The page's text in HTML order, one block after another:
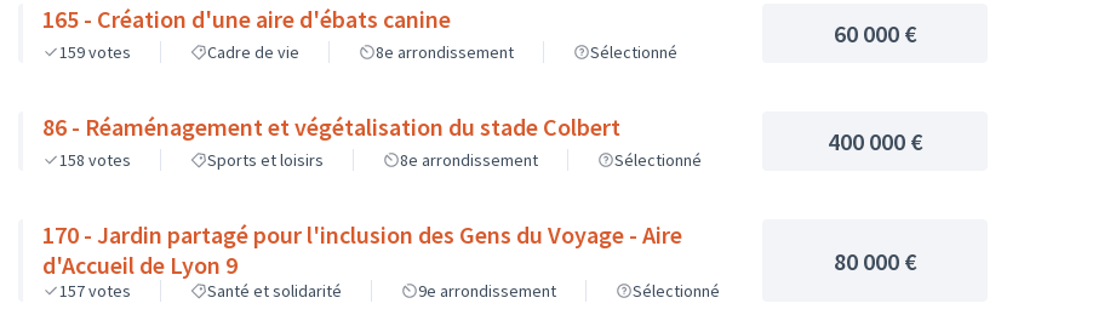
165 - Création d'une aire d'ébats canine
159votes Cadre de vie 8e arrondissement Sélectionné
60 000 €
86 - Réaménagement et végétalisation du stade Colbert
158 votes Sports et loisirs 8e arrondissement Sélectionné
400 000 €
170 - Jardin partagé pour l'inclusion des Gens du Voyage - Aire
d'Accueil de Lyon 9
157votes Santé et solidarité 9e arrondissement Sélectionné
80 000 €